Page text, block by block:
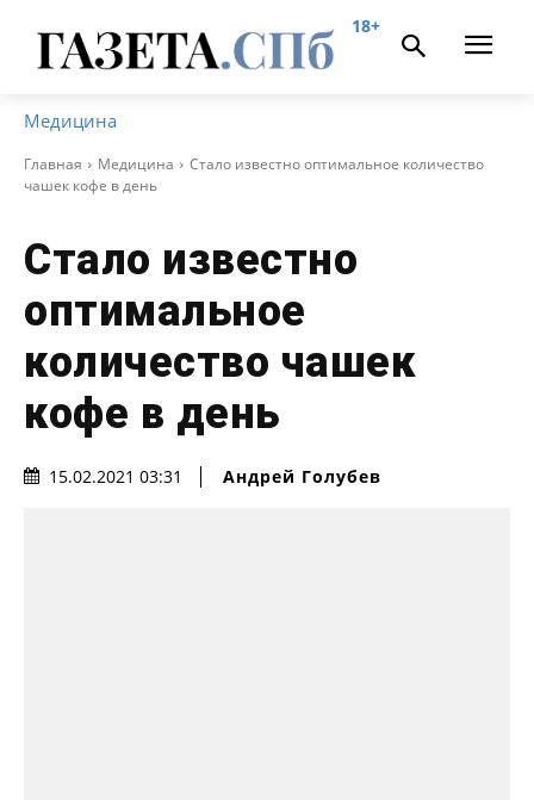
18+
Медицина
Главная Медицина
Стало известно оптимальное количество
чашек кофе в день
Стало известно
оптимальное
количество чашек
кофе в день
15.02.2021 03:31 Андрей Голубев